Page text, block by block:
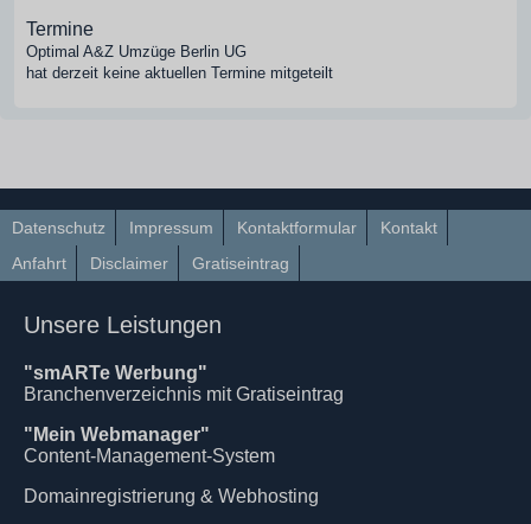
Termine
Optimal A&Z Umzüge Berlin UG
hat derzeit keine aktuellen Termine mitgeteilt
Datenschutz Impressum Kontaktformular
Kontakt
Anfahrt
Disclaimer Gratiseintrag
Unsere Leistungen
"smARTe Werbung"
Branchenverzeichnis mit Gratiseintrag
"Mein Webmanager"
Content-Management-System
Domainregistrierung & Webhosting